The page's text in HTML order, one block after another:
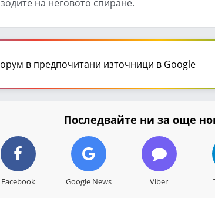
на неговото спиране.
в предпочитани източници в Google
Последвайте ни за още
Facebook Google News Viber